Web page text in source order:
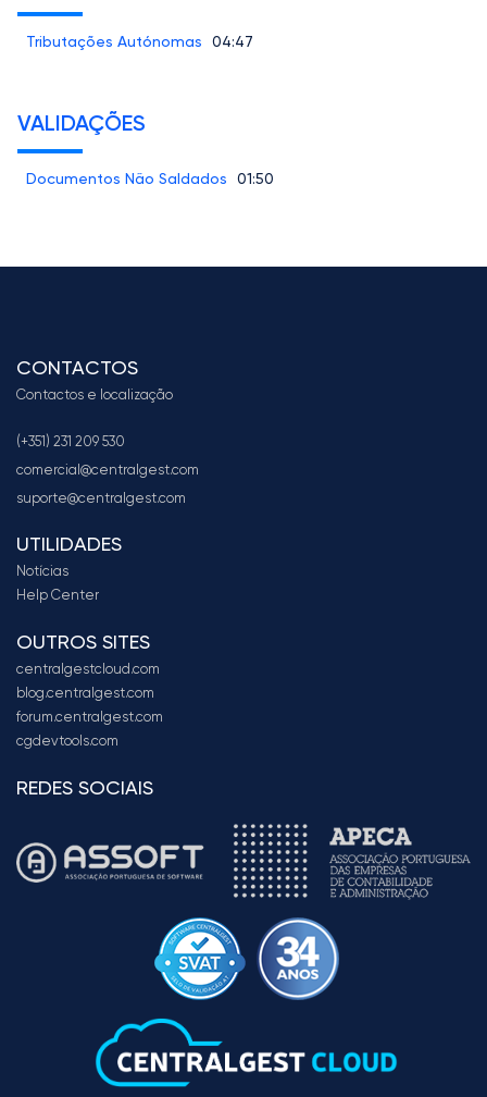
Tributações Autónomas 04:47
VALIDAÇÕES
Documentos Não Saldados 01:50
CONTACTOS
Contactos e localização
(+351) 231 209 530
comercial@centralgest.com
suporte@centralgest.com
UTILIDADES
Notícias
Help Center
OUTROS SITES
centralgestcloud.com
blog.centralgest.com
forum.centralgest.com
cgdevtools.com
REDES SOCIAIS